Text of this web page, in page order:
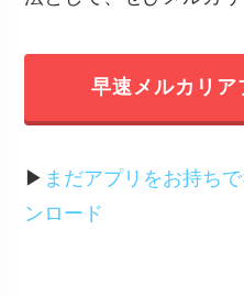
早速メルカリア
▶︎ まだアプリをお持ち
ンロード